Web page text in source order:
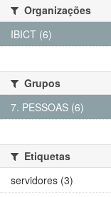
Organizações
IBICT (6)
Grupos
7. PESSOAS (6)
Etiquetas
servidores (3)